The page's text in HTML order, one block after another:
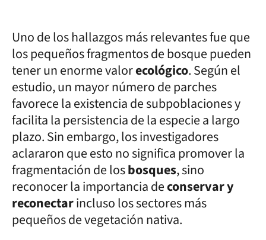
Uno de los hallazgos más relevantes fue que
los pequeños fragmentos de bosque pueden
tener un enorme valorecológico. Según el
estudio, un mayor número de parches
favorece la existencia de subpoblaciones y
facilita la persistencia de la especie a largo
plazo. Sin embargo, los investigadores
aclararon que esto no significa promover la
fragmentación de losbosques, sino
reconocer la importancia deconservar y
reconectarincluso los sectores más
pequeños de vegetación nativa.